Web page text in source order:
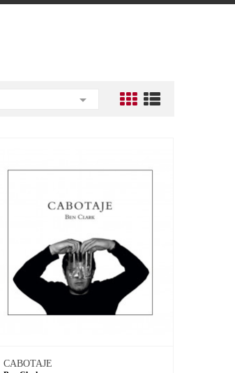

CABOTAJE